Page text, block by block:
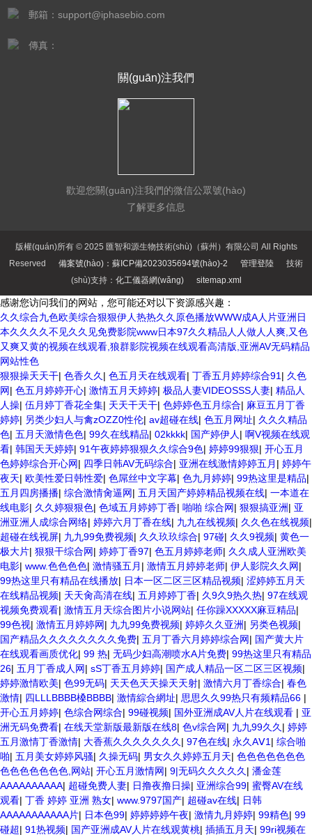
郵箱：support@iphasebio.com
傳真：
關(guān)注我們
歡迎您關(guān)注我們的微信公眾號(hào)
了解更多信息
版權(quán)所有 © 2025 匯智和源生物技術(shù)（蘇州）有限公司 All Rights
Reserved 備案號(hào)：蘇ICP備2023035694號(hào)-2 管理登陸 技術
(shù)支持： 化工儀器網(wǎng) sitemap.xml
感谢您访问我们的网站，您可能还对以下资源感兴趣：
久久综合九色欧美综合狠狠伊人热热久久原色播放WWW成A人片亚洲日
本久久久久不见久久见免费影院www日本97久久精品人人做人人爽,又色
又爽又黄的视频在线观看,狼群影院视频在线观看高清版,亚洲AV无码精品
网站性色
狠狠操天天干| 色香久久 | 色五月天在线观看| 丁香五月婷婷综合91 | 久色
网| 色五月婷婷开心| 激情五月天婷婷| 极品人妻VIDEOSSS人妻| 精品人
人操| 伍月婷丁香花全集| 天天干天干| 色婷婷色五月综合| 麻豆五月丁香
婷婷| 另类少妇人与禽zOZZ0性伦| av超碰在线| 色五月网址| 久久久精品
色| 五月天激情色色| 99久在线精品| 02kkkk| 国产婷伊人 | 啊V视频在线观
看| 韩国天天婷婷| 91午夜婷婷狠狠久久综合9色| 婷婷99狠狠| 开心五月
色婷婷综合开心网| 四季日韩AV无码综合| 亚洲在线激情婷婷五月 | 婷婷午
夜天| 欧美性爱日韩性爱| 色屌丝中文字幕| 色九月婷婷| 99热这里是精品|
五月四房播播| 综合激情肏逼网| 五月天国产婷婷精品视频在线| 一本道在
线电影| 久久婷狠狠色| 色域五月婷婷丁香| 啪啪 综合网| 狠狠搞亚洲| 亚
洲亚洲人成综合网络| 婷婷六月丁香在线| 九九在线视频| 久久色在线视频|
超碰在线视屏| 九九99免费视频| 久久玖玖综合| 97碰| 久久9视频| 黄色一
极大片| 狠狠干综合网| 婷婷丁香97| 色五月婷婷老师| 久久成人亚洲欧美
电影| www.色色色色| 激情骚五月 | 激情五月婷婷老师| 伊人影院久久网|
99热这里只有精品在线播放| 日本一区二区三区精品视频| 涩婷婷五月天
在线精品视频| 天天肏高清在线| 五月婷婷丁香| 久9久9热久热| 97在线观
视频免费观看| 激情五月天综合图片小说网站| 任你躁XXXXX麻豆精品|
99色视| 激情五月婷婷网| 九九99免费视频| 婷婷久久亚洲| 另类色视频|
国产精品久久久久久久久久免费| 五月丁香六月婷婷综合网| 国产黄大片
在线观看画质优化| 99 热| 无码少妇高潮喷水A片免费| 99热这里只有精品
26| 五月丁香成人网| sS丁香五月婷婷| 国产成人精品一区二区三区视频|
婷婷激情欧美| 色99无码| 天天色天天操天天射| 激情六月丁香综合| 春色
激情| 四LLLBBBB槡BBBB| 激情綜合網址| 思思久久99热只有频精品66 |
开心五月婷婷| 色综合网综合| 99碰视频| 国外亚洲成AV人片在线观看 | 亚
洲无码免费看| 在线天堂新版最新版在线8| 色v综合网| 九九99久久 | 婷婷
五月激情丁香激情| 大香蕉久久久久久久久 | 97色在线| 永久AⅤ1 | 综合啪
啪| 五月美女婷婷风骚| 久操无码| 男女久久婷婷五月天| 色色色色色色色
色色色色色色色,网站| 开心五月激情网| 9|无码久久久久久 | 潘金莲
AAAAAAAAAA| 超碰免费人妻| 日撸夜撸日操| 亚洲综合99| 蜜臀AV在线
观看| 丁香 婷婷 亚洲 熟女| www.9797国产| 超碰av在线| 日韩
AAAAAAAAAAA片| 日本色99| 婷婷婷婷午夜| 激情九月婷婷| 99精色| 99
碰超| 91热视频| 国产亚洲成AV人片在线观黄桃| 插插五月天| 99ri视频在